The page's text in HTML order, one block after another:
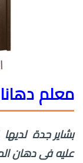
معلم
بشاير جدة
عليه فى دهان